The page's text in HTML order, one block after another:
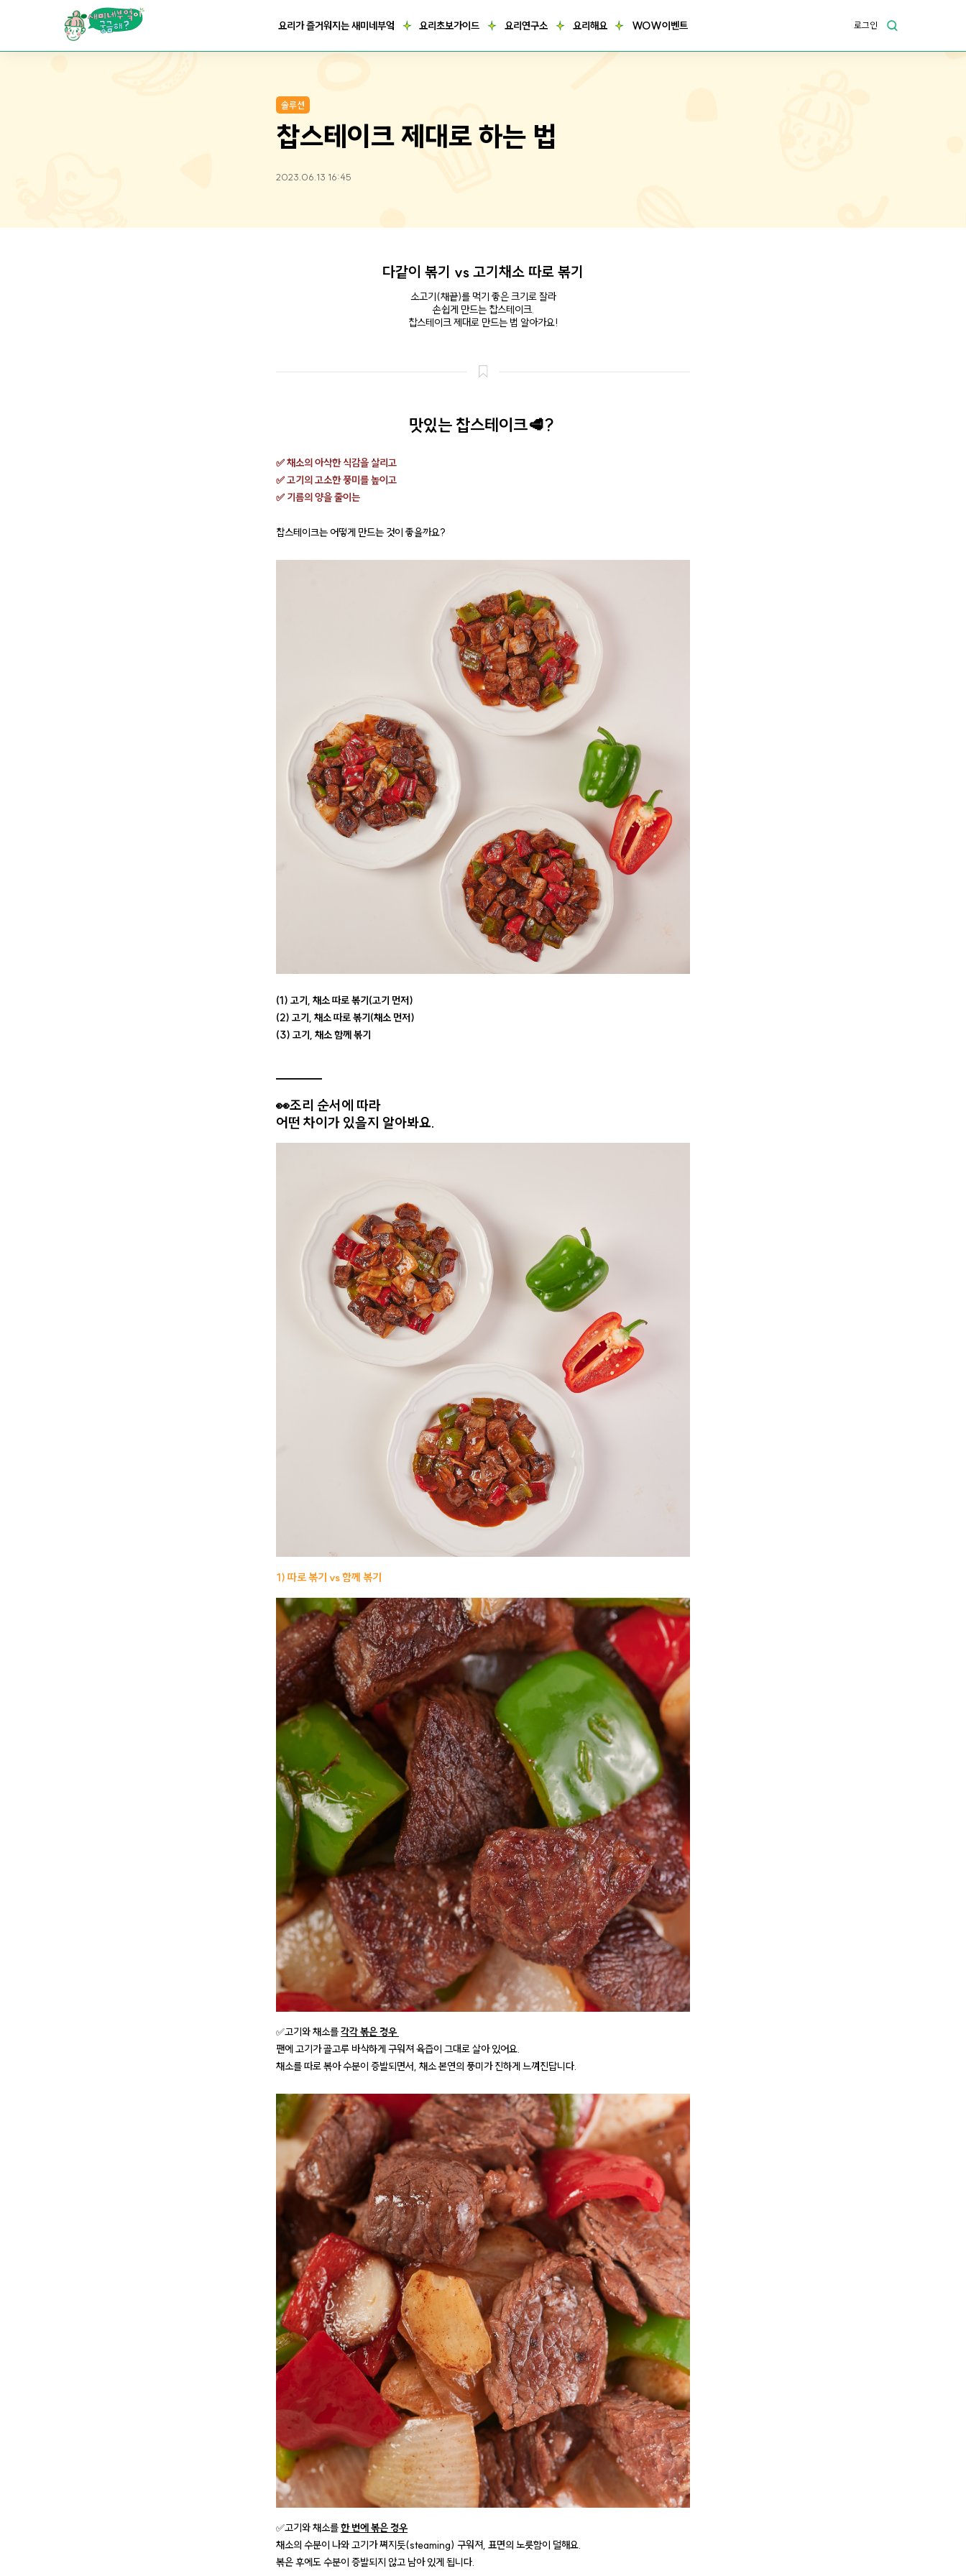
요리가 즐거워지는 새미네부엌 요리초보가이드 요리연구소 요리해요 WOW이벤트 로그인
솔루션
찹스테이크 제대로 하는 법
2023.06.13 16:45
다같이 볶기 vs 고기채소 따로 볶기
소고기(채끝)를 먹기 좋은 크기로 잘라
손쉽게 만드는 찹스테이크.
찹스테이크 제대로 만드는 법 알아가요!
맛있는 찹스테이크🥩?
✅ 채소의 아삭한 식감을 살리고
✅ 고기의 고소한 풍미를 높이고
✅ 기름의 양을 줄이는
찹스테이크는 어떻게 만드는 것이 좋을까요?
(1) 고기, 채소 따로 볶기(고기 먼저)
(2) 고기, 채소 따로 볶기(채소 먼저)
(3) 고기, 채소 함께 볶기
👀조리 순서에 따라
어떤 차이가 있을지 알아봐요.
1) 따로 볶기 vs 함께 볶기
✅고기와 채소를각각 볶은 경우
팬에 고기가 골고루 바삭하게 구워져 육즙이 그대로 살아 있어요.
채소를 따로 볶아 수분이 증발되면서, 채소 본연의 풍미가 진하게 느껴진답니다.
✅고기와 채소를한 번에 볶은 경우
채소의 수분이 나와 고기가 쪄지듯(steaming) 구워져, 표면의 노릇함이 덜해요.
볶은 후에도 수분이 증발되지 않고 남아 있게 됩니다.